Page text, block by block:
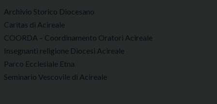
Archivio Storico Diocesano
Caritas di Acireale
COORDA – Coordinamento Oratori Acireale
Insegnanti religione Diocesi Acireale
Parco Ecclesiale Etna
Seminario Vescovile di Acireale